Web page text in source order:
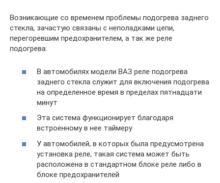
Возникающие со временем проблемы подогрева заднего
стекла, зачастую связаны с неполадками цепи,
перегоревшим предохранителем, а так же реле
подогрева:
В автомобилях модели ВАЗ реле подогрева
заднего стекла служит для включения подогрева
на определенное время в пределах пятнадцати
минут
Эта система функционирует благодаря
встроенному в нее таймеру
У автомобилей, в которых была предусмотрена
установка реле, такая система может быть
расположена в стандартном блоке реле либо в
блоке предохранителей